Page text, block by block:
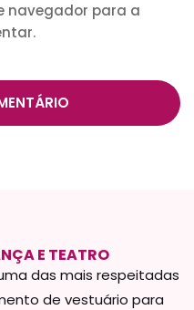
navegador para a
E TEATRO
das mais respeitadas
de vestuário para